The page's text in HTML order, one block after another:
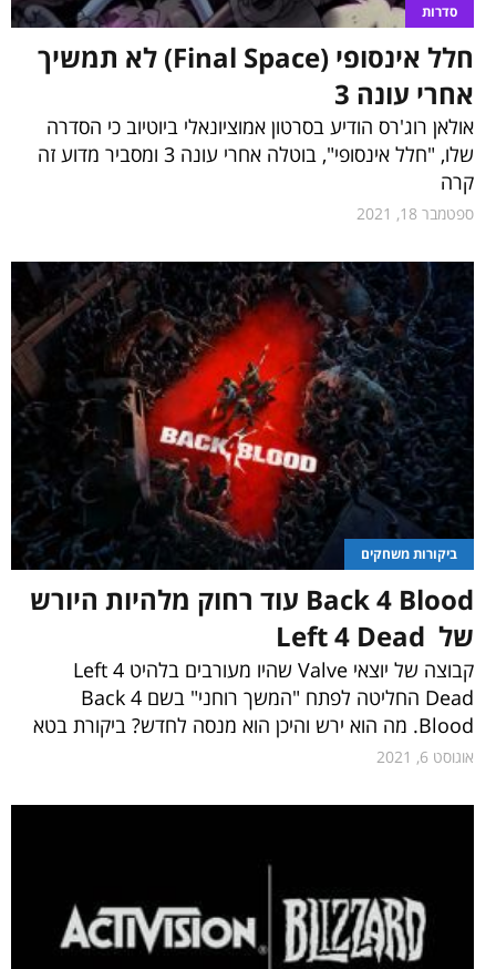
סדרות
חלל אינסופי (Final Space) לא תמשיך
אחרי עונה 3
אולאן רוג'רס הודיע בסרטון אמוציונאלי ביוטיוב כי הסדרה
שלו, "חלל אינסופי", בוטלה אחרי עונה 3 ומסביר מדוע זה
קרה
ספטמבר 18, 2021
ביקורות משחקים
Back 4 Blood עוד רחוק מלהיות היורש
של Left 4 Dead
קבוצה של יוצאי Valve שהיו מעורבים בלהיט Left 4
Dead החליטה לפתח "המשך רוחני" בשם Back 4
Blood. מה הוא ירש והיכן הוא מנסה לחדש? ביקורת בטא
אוגוסט 6, 2021